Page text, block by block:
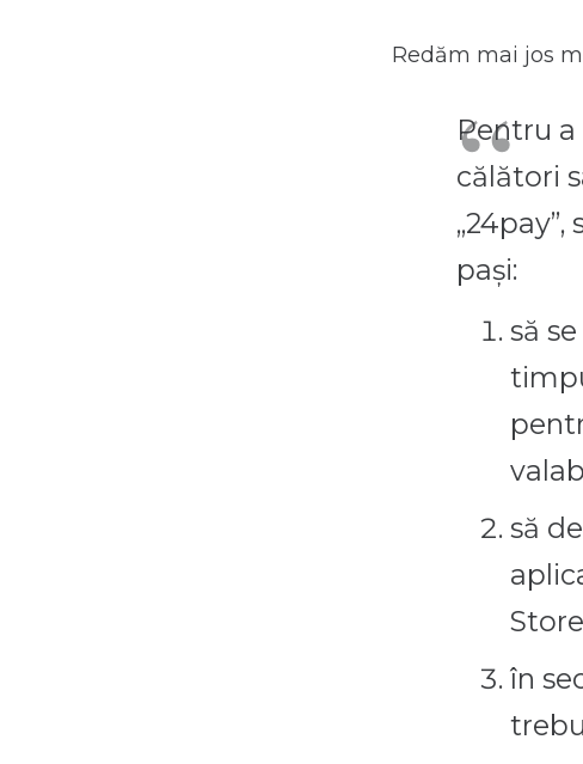
Redăm mai jos
Pentru
călători
pași:
să
să
în